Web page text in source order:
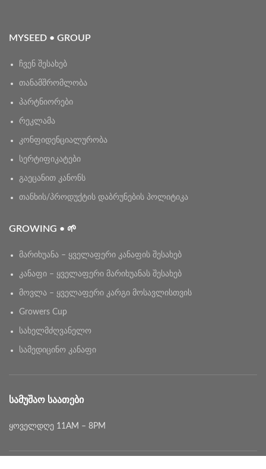
MYSEED • GROUP
ჩვენ შესახებ
თანამშრომლობა
პარტნიორები
რეკლამა
კონფიდენციალურობა
სერტიფიკატები
გაეცანით კანონს
თანხის/პროდუქტის დაბრუნების პოლიტიკა
GROWING • 🌱
მარიხუანა – ყველაფერი კანაფის შესახებ
კანაფი – ყველაფერი მარიხუანას შესახებ
მოვლა – ყველაფერი კარგი მოსავლისთვის
Growers Cup
სახელმძღვანელო
სამედიცინო კანაფი
ᲡᲐᲛᲣᲨᲐᲝ ᲡᲐᲐᲗᲔᲑᲘ
ყოველდღე 11AM – 8PM